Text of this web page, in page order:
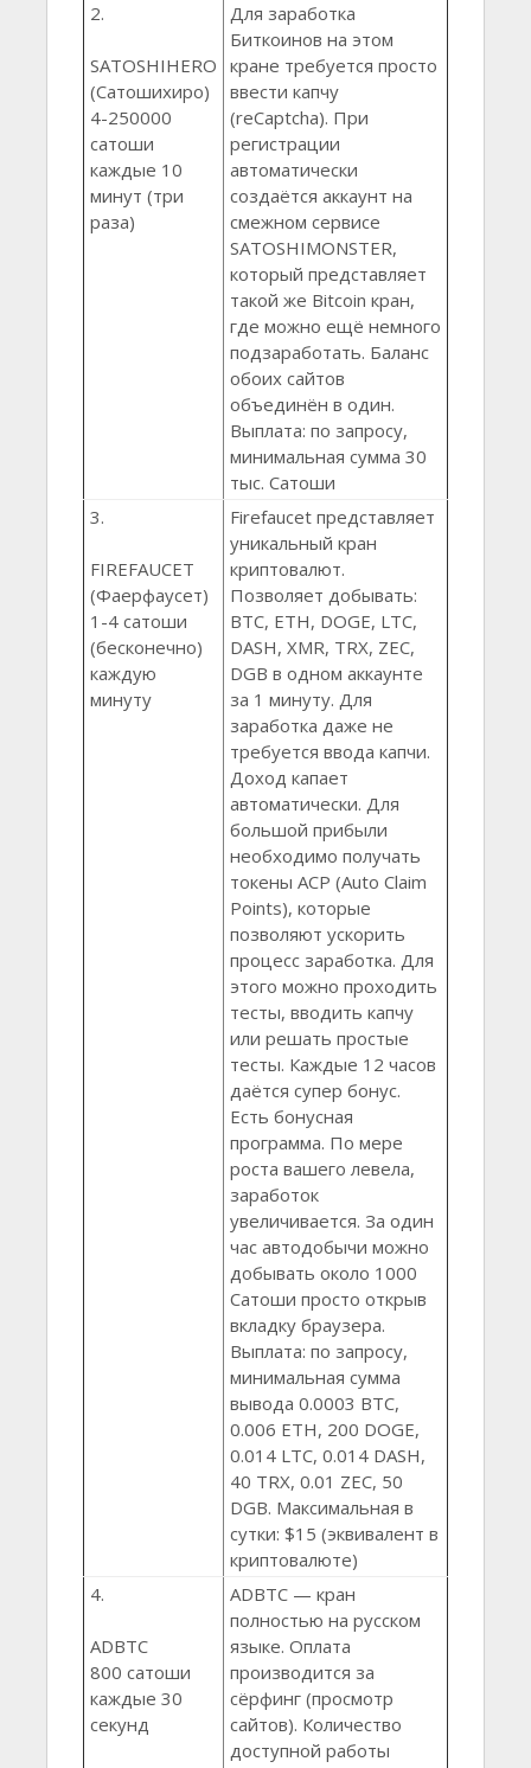
2.
SATOSHIHERO
(Сатошихиро)
4-250000
сатоши
каждые 10
минут (три
раза)
Для заработка
Биткоинов на этом
кране требуется просто
ввести капчу
(reCaptcha). При
регистрации
автоматически
создаётся аккаунт на
смежном сервисе
SATOSHIMONSTER,
который представляет
такой же Bitcoin кран,
где можно ещё немного
подзаработать. Баланс
обоих сайтов
объединён в один.
Выплата: по запросу,
минимальная сумма 30
тыс. Сатоши
3.
FIREFAUCET
(Фаерфаусет)
1-4 сатоши
(бесконечно)
каждую
минуту
Firefaucet представляет
уникальный кран
криптовалют.
Позволяет добывать:
BTC, ETH, DOGE, LTC,
DASH, XMR, TRX, ZEC,
DGB в одном аккаунте
за 1 минуту. Для
заработка даже не
требуется ввода капчи.
Доход капает
автоматически. Для
большой прибыли
необходимо получать
токены ACP (Auto Claim
Points), которые
позволяют ускорить
процесс заработка. Для
этого можно проходить
тесты, вводить капчу
или решать простые
тесты. Каждые 12 часов
даётся супер бонус.
Есть бонусная
программа. По мере
роста вашего левела,
заработок
увеличивается. За один
час автодобычи можно
добывать около 1000
Сатоши просто открыв
вкладку браузера.
Выплата: по запросу,
минимальная сумма
вывода 0.0003 BTC,
0.006 ETH, 200 DOGE,
0.014 LTC, 0.014 DASH,
40 TRX, 0.01 ZEC, 50
DGB. Максимальная в
сутки: $15 (эквивалент в
криптовалюте)
4.
ADBTC
800 сатоши
каждые 30
секунд
ADBTC — кран
полностью на русском
языке. Оплата
производится за
сёрфинг (просмотр
сайтов). Количество
доступной работы